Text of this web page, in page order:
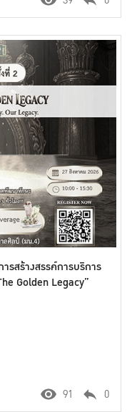
รสร้างสรรค์การบริการ
Golden Legacy”
91 0